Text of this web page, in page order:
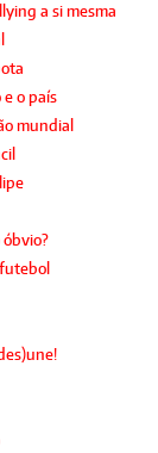
a si mesma
e o país
mundial
óbvio?